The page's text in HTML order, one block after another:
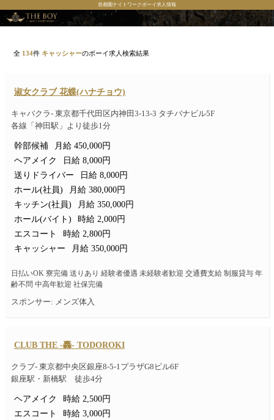
首都圏ナイトワークボーイ求人情報
全 134件 キャッシャーのボーイ求人検索結果
淑女クラブ 花蝶(ハナチョウ)
キャバクラ- 東京都千代田区内神田3-13-3 タチバナビル5F
各線「神田駅」より徒歩1分
幹部候補
月給 450,000円
ヘアメイク
日給 8,000円
送りドライバー
日給 8,000円
ホール(社員)
月給 380,000円
キッチン(社員)
月給 350,000円
ホール(バイト)
時給 2,000円
エスコート
時給 2,800円
キャッシャー
月給 350,000円
日払いOK 寮完備 送りあり 経験者優遇 未経験者歓迎 交通費支給 制服貸与 年
齢不問 中高年歓迎 社保完備
スポンサー: メンズ体入
CLUB THE -轟- TODOROKI
クラブ- 東京都中央区銀座8-5-1プラザG8ビル6F
銀座駅・新橋駅 徒歩4分
ヘアメイク
時給 2,500円
エスコート
時給 3,000円